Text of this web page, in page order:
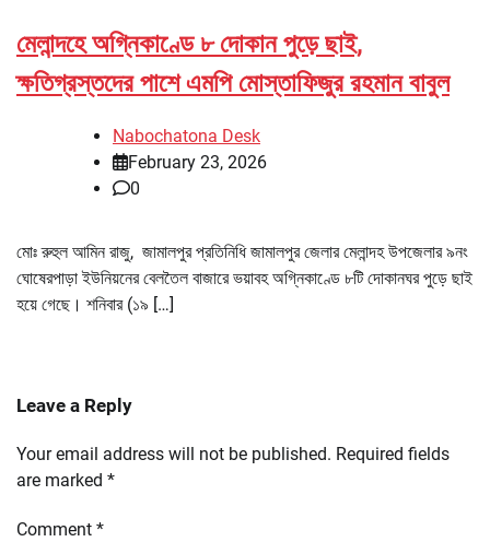
মেলান্দহে অগ্নিকাণ্ডে ৮ দোকান পুড়ে ছাই,
ক্ষতিগ্রস্তদের পাশে এমপি মোস্তাফিজুর রহমান বাবুল
Nabochatona Desk
February 23, 2026
0
মোঃ রুহুল আমিন রাজু, জামালপুর প্রতিনিধি জামালপুর জেলার মেলান্দহ উপজেলার ৯নং
ঘোষেরপাড়া ইউনিয়নের বেলতৈল বাজারে ভয়াবহ অগ্নিকাণ্ডে ৮টি দোকানঘর পুড়ে ছাই
হয়ে গেছে। শনিবার (১৯ […]
Leave a Reply
Your email address will not be published. Required fields
are marked *
Comment *